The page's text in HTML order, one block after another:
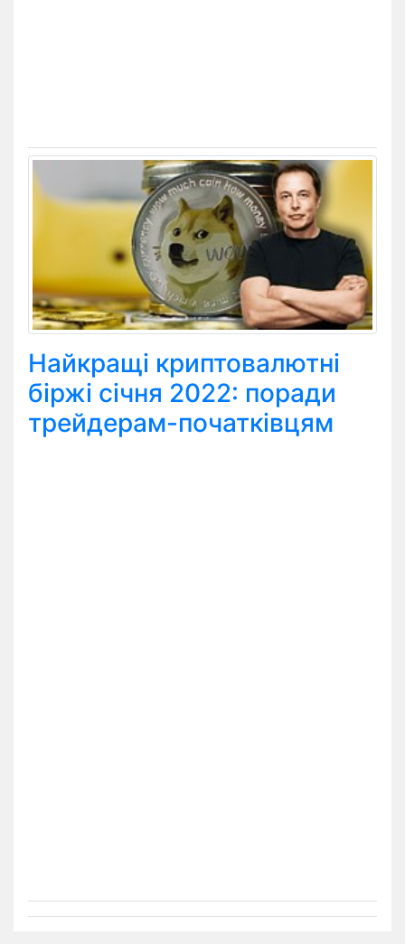
Найкращі криптовалютні
біржі січня 2022: поради
трейдерам-початківцям